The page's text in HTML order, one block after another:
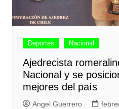
Deportes Nacional
Ajedrecista
Nacional y se
mejores del país
Angel Guerrero